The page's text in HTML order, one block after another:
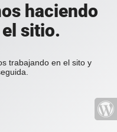
haciendo
sitio.
trabajando en el sito y